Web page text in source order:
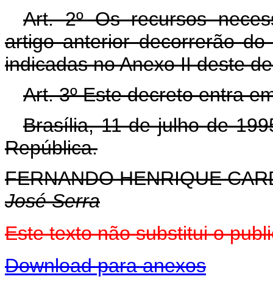
Art. 2º Os recursos
artigo anterior decorrerão
indicadas no Anexo II deste
Art. 3º Este decreto entra
Brasília, 11 de julho de
República.
FERNANDO HENRIQUE
José Serra
Este texto não substitui o
Download para anexos